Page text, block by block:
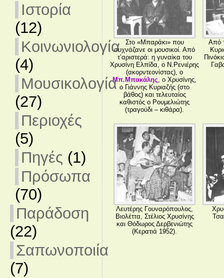
Ιστορία
(12)
Κοινωνιολογία
(4)
Μουσικολογία
(27)
Περιοχές
(5)
Πηγές (1)
Πρόσωπα
(70)
Παράδοση
(22)
Σαπωνοποιία
(7)
Στο «Μπαράκι» που
συχνάζανε οι μουσικοί. Από
τ’αριστερά: η γυναίκα του
Χρυσίνη Ελπίδα, ο Ν.Ρενιέρης
(ακορντεονίστας), ο
Μπ.Μπακάλης , ο Χρυσίνης,
ο Γιάννης Κυριαζής (στο
βάθος) και τελευταίος
καθιστός ο Ρουμελιώτης
(τραγούδι – κιθάρα).
Από
Λευτέρης Γουναρόπουλος,
Βιολέττα, Στέλιος Χρυσίνης
και Θόδωρος Δερβενιώτης
(Κερατιά 1952).